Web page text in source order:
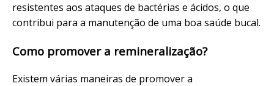
resistentes aos ataques de bactérias e ácidos, o que
contribui para a manutenção de uma boa saúde bucal.
Como promover a remineralização?
Existem várias maneiras de promover a